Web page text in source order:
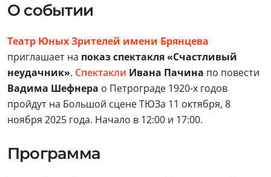
О событии
Театр Юных Зрителей имени Брянцева
приглашает на показ спектакля «Счастливый
неудачник». Спектакли Ивана Пачина по повести
Вадима Шефнера о Петрограде 1920-х годов
пройдут на Большой сцене ТЮЗа 11 октября, 8
ноября 2025 года. Начало в 12:00 и 17:00.
Программа